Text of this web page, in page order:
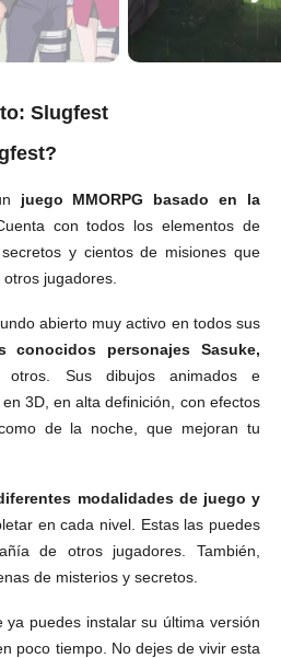
Slugfest
juego MMORPG basado en la
con todos los elementos de
y cientos de misiones que
jugadores.
abierto muy activo en todos sus
conocidos personajes Sasuke,
otros. Sus dibujos animados e
3D, en alta definición, con efectos
de la noche, que mejoran tu
modalidades de juego y
en cada nivel. Estas las puedes
de otros jugadores. También,
de misterios y secretos.
puedes instalar su última versión
poco tiempo. No dejes de vivir esta